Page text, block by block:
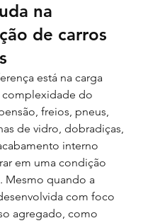
na
de carros
está na carga
complexidade do
freios, pneus,
de vidro, dobradiças,
interno
em uma condição
Mesmo quando a
com foco
agregado, como